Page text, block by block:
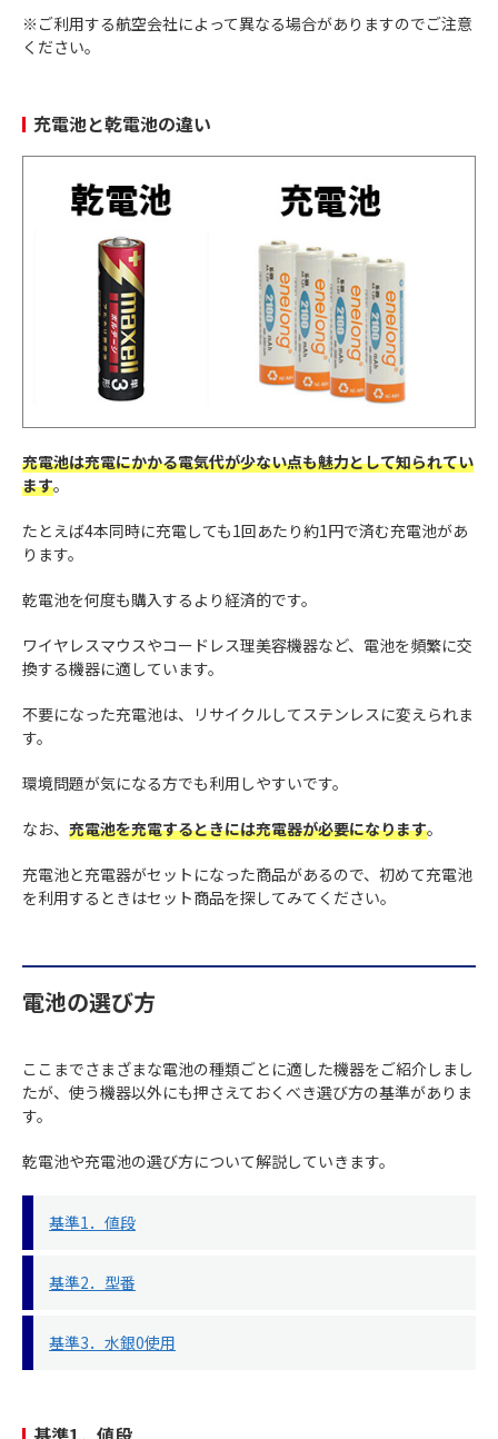
※ご利用する航空会社によって異なる場合がありますのでご注意
ください。
充電池と乾電池の違い
充電池は充電にかかる電気代が少ない点も魅力として知られてい
ます。
たとえば4本同時に充電しても1回あたり約1円で済む充電池があ
ります。
乾電池を何度も購入するより経済的です。
ワイヤレスマウスやコードレス理美容機器など、電池を頻繁に交
換する機器に適しています。
不要になった充電池は、リサイクルしてステンレスに変えられま
す。
環境問題が気になる方でも利用しやすいです。
なお、 充電池を充電するときには充電器が必要になります。
充電池と充電器がセットになった商品があるので、初めて充電池
を利用するときはセット商品を探してみてください。
電池の選び方
ここまでさまざまな電池の種類ごとに適した機器をご紹介しまし
たが、使う機器以外にも押さえておくべき選び方の基準がありま
す。
乾電池や充電池の選び方について解説していきます。
基準1．値段
基準2．型番
基準3．水銀0使用